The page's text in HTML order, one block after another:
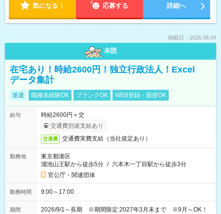
気になる！ 応募する 詳細へ
掲載日：2026.08.04
未読
在宅あり！時給2600円！独立行政法人！Excel
データ集計
派遣 職種未経験OK ブランクOK WEB登録・面接OK
給与
時給2600円＋交
交通費別途支給あり
交通費 交通費実費支給（当社規定あり）
勤務地
東京都港区
溜池山王駅から徒歩5分 / 六本木一丁目駅から徒歩3分
官公庁・関連団体
勤務時間 9:00～17:00
期間 2026/9/1～長期 ※期間限定:2027年3月末まで ※9月～OK！